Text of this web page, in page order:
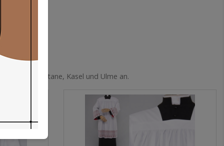
wie Soutane, Kasel und Ulme an.